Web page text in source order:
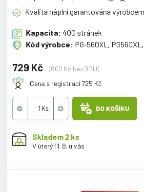
Kvalita náplní garantována výrobcem
Kapacita: 400 stránek
Kód výrobce: PG-560XL, PG560XL,
729 Kč
(602 Kč bez DPH)
Cena s registrací 725 Kč
DO KOŠÍKU
Skladem 2 ks
V úterý 11. 8. u vás